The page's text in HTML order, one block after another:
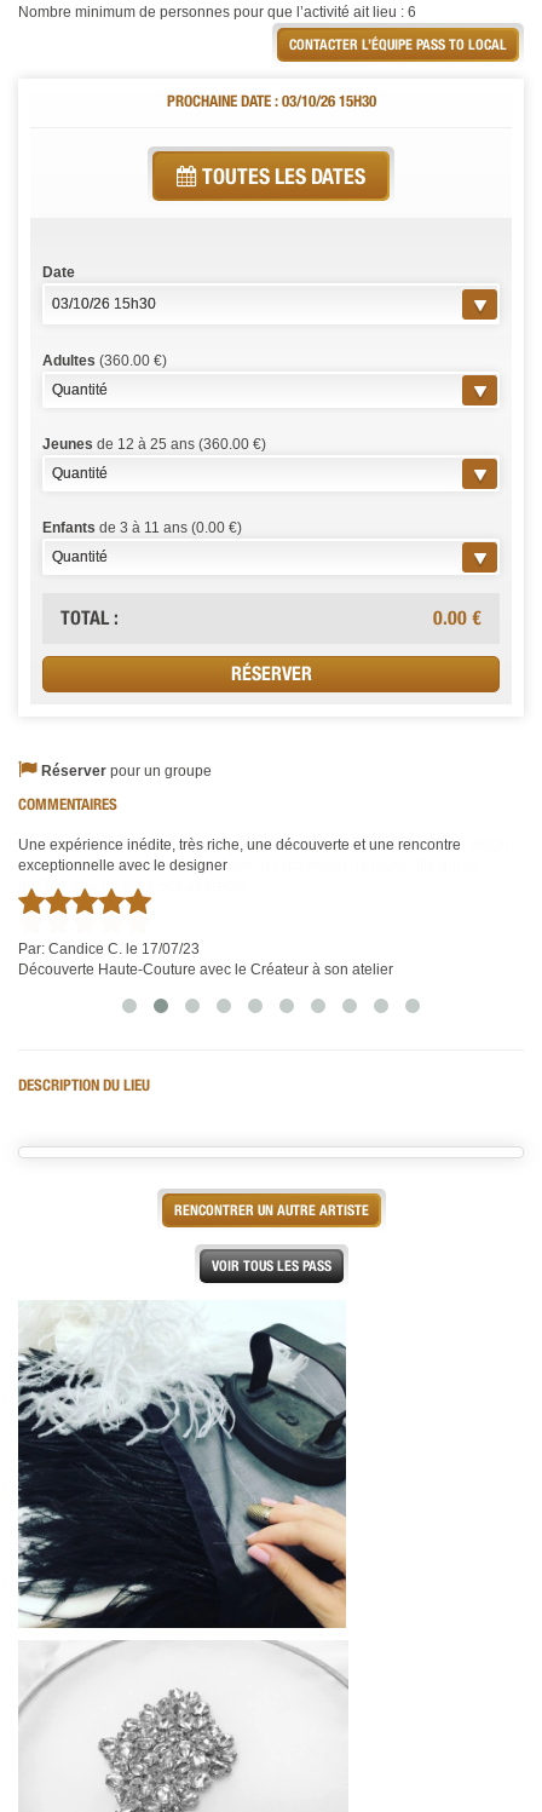
Nombre minimum de personnes pour que l’activité ait lieu : 6
CONTACTER L’ÉQUIPE PASS TO LOCAL
PROCHAINE DATE : 03/10/26 15H30
TOUTES LES DATES
Date
Adultes (360.00 €)
Jeunes de 12 à 25 ans (360.00 €)
Enfants de 3 à 11 ans (0.00 €)
TOTAL : 0.00 €
Réserver pour un groupe
COMMENTAIRES
Une expérience inédite, très riche, une découverte et une rencontre
exceptionnelle avec le designer
Par: Candice C. le 17/07/23
Découverte Haute-Couture avec le Créateur à son atelier
Super intéressant ce contact avec le créateur qui a su transmettre sa vision
de la mode, présenter ses créations, les matériaux, la jeune fille qui se
destine à ce métier a bcp apprécié!
Par:Brigitte C. le 03/10/22
RENCONTRER UN AUTRE ARTISTE
VOIR TOUS LES PASS